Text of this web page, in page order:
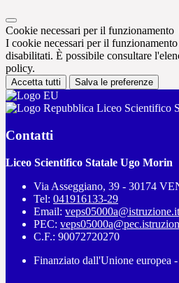
Cookie necessari per il funzionamento
I cookie necessari per il funzionamento
disabilitati. È possibile consultare
policy.
Accetta tutti Salva le preferenze
Liceo Scientifico
Contatti
Liceo Scientifico Statale Ugo Morin
Via Asseggiano, 39 - 30174
Tel: 041916133-29
Email: veps05000a@istruzione.it
PEC:
C.F.: 90072720270
Finanziato dall'Unione europea